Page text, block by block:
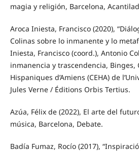
magia y religión, Barcelona,
Aroca Iniesta, Francisco (2020),
Colinas sobre lo inmanente y lo
Iniesta, Francisco (coord.), Antonio
inmanencia y trascendencia, Binges,
Hispaniques d’Amiens (CEHA) de
Jules Verne / Éditions Orbis Tertius.
Azúa, Félix de (2022), El arte del
música, Barcelona, Debate.
Badía Fumaz, Rocío (2017),